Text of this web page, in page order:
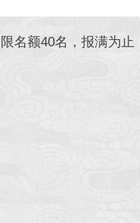
名额40名，报满为止